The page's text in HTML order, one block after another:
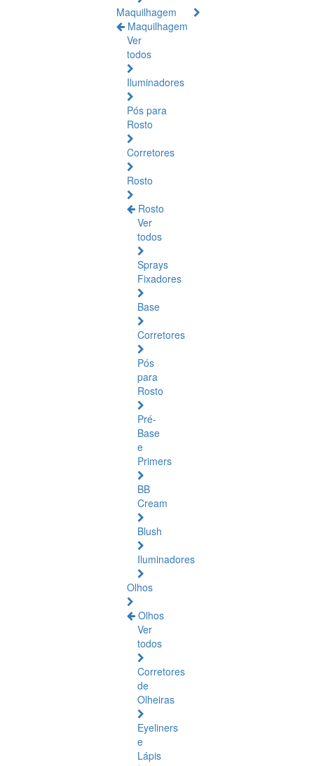
Maquilhagem
Maquilhagem
Ver
todos
Iluminadores
Pós para
Rosto
Corretores
Rosto
Rosto
Ver
todos
Sprays
Fixadores
Base
Corretores
Pós
para
Rosto
Pré-
Base
e
Primers
BB
Cream
Blush
Iluminadores
Olhos
Olhos
Ver
todos
Corretores
de
Olheiras
Eyeliners
e
Lápis